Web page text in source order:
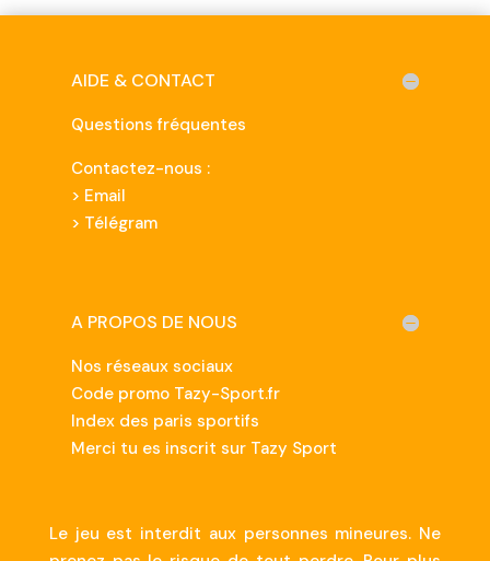
AIDE & CONTACT
Questions fréquentes
Contactez-nous :
> Email
> Télégram
A PROPOS DE NOUS
Nos réseaux sociaux
Code promo Tazy-Sport.fr
Index des paris sportifs
Merci tu es inscrit sur Tazy Sport
Le jeu est interdit aux personnes mineures. Ne